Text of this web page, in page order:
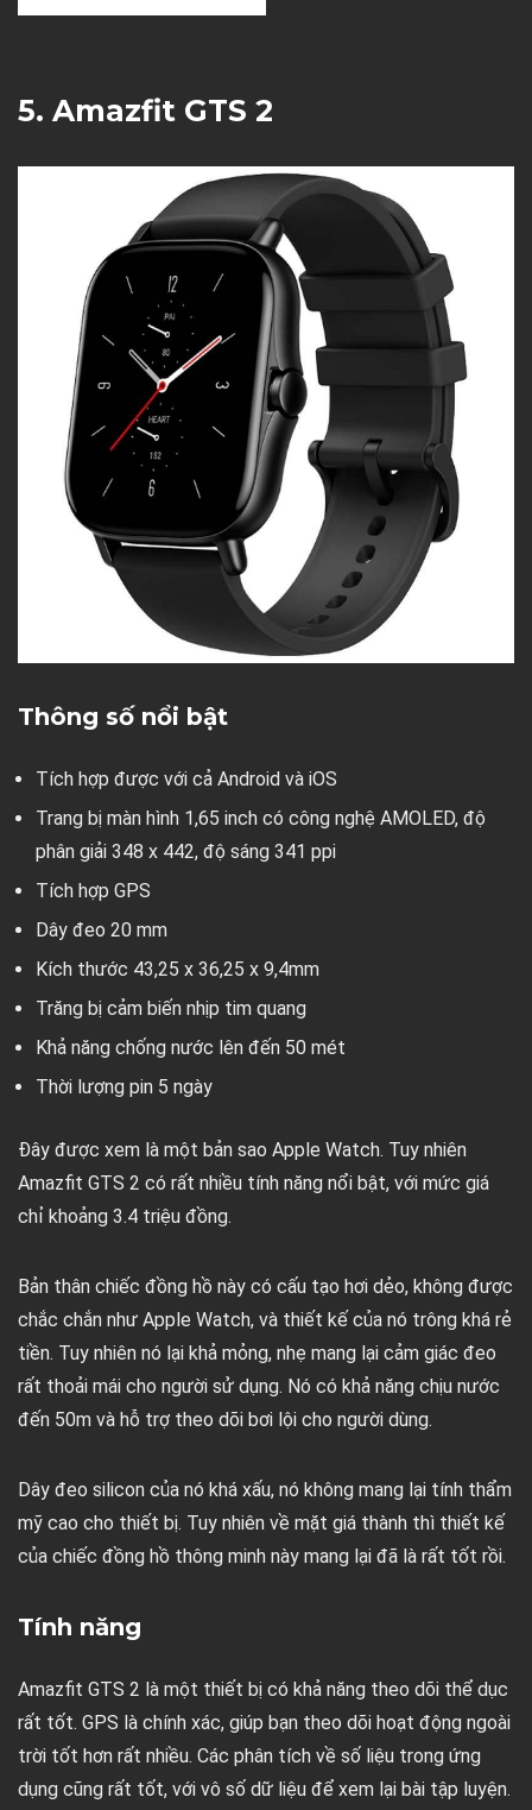
5. Amazfit GTS 2
Thông số nổi bật
Tích hợp được với cả Android và iOS
Trang bị màn hình 1,65 inch có công nghệ AMOLED, độ
phân giải 348 x 442, độ sáng 341 ppi
Tích hợp GPS
Dây đeo 20 mm
Kích thước 43,25 x 36,25 x 9,4mm
Trăng bị cảm biến nhịp tim quang
Khả năng chống nước lên đến 50 mét
Thời lượng pin 5 ngày
Đây được xem là một bản sao Apple Watch. Tuy nhiên
Amazfit GTS 2 có rất nhiều tính năng nổi bật, với mức giá
chỉ khoảng 3.4 triệu đồng.
Bản thân chiếc đồng hồ này có cấu tạo hơi dẻo, không được
chắc chắn như Apple Watch, và thiết kế của nó trông khá rẻ
tiền. Tuy nhiên nó lại khả mỏng, nhẹ mang lại cảm giác đeo
rất thoải mái cho người sử dụng. Nó có khả năng chịu nước
đến 50m và hỗ trợ theo dõi bơi lội cho người dùng.
Dây đeo silicon của nó khá xấu, nó không mang lại tính thẩm
mỹ cao cho thiết bị. Tuy nhiên về mặt giá thành thì thiết kế
của chiếc đồng hồ thông minh này mang lại đã là rất tốt rồi.
Tính năng
Amazfit GTS 2 là một thiết bị có khả năng theo dõi thể dục
rất tốt. GPS là chính xác, giúp bạn theo dõi hoạt động ngoài
trời tốt hơn rất nhiều. Các phân tích về số liệu trong ứng
dụng cũng rất tốt, với vô số dữ liệu để xem lại bài tập luyện.